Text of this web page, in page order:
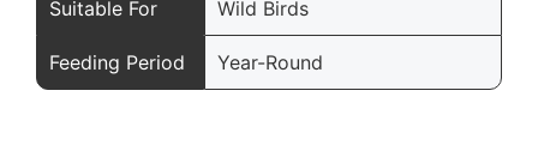
Suitable For Wild Birds
Feeding Period Year-Round